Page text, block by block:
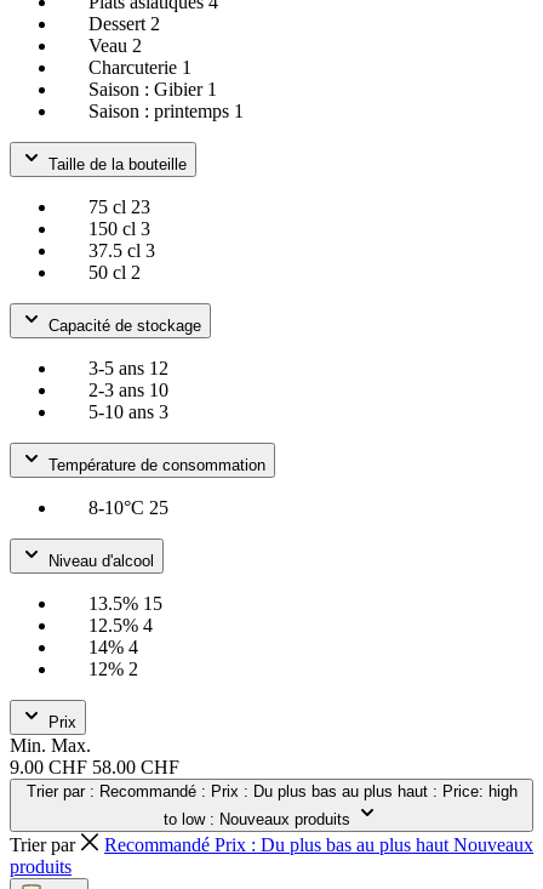
Dessert 2
Veau 2
Charcuterie 1
Saison : Gibier 1
Saison : printemps 1
Taille de la bouteille
75 cl 23
150 cl 3
37.5 cl 3
50 cl 2
Capacité de stockage
3-5 ans 12
2-3 ans 10
5-10 ans 3
Température de consommation
8-10°C 25
Niveau d'alcool
13.5% 15
12.5% 4
14% 4
12% 2
Prix
Min. Max.
9.00 CHF 58.00 CHF
Trier par : Recommandé : Prix : Du plus bas au plus haut : Price: high
to low : Nouveaux produits
Trier par Recommandé Prix : Du plus bas au plus haut Nouveaux
produits